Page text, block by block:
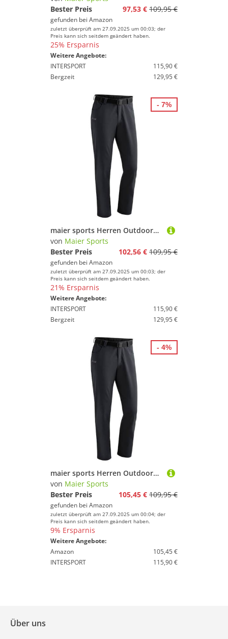
Bester Preis
97,53 € 109,95 €
gefunden bei Amazon
zuletzt überprüft am 27.09.2025 um 00:03; der
Preis kann sich seitdem geändert haben.
25% Ersparnis
Weitere Angebote:
INTERSPORT
115,90 €
Bergzeit
129,95 €
maier sports Herren Outdoorhose Perlit M, black, 48, 136009
von Maier Sports
Bester Preis
102,56 € 109,95 €
gefunden bei Amazon
zuletzt überprüft am 27.09.2025 um 00:03; der
Preis kann sich seitdem geändert haben.
21% Ersparnis
Weitere Angebote:
INTERSPORT
115,90 €
Bergzeit
129,95 €
- 7%
maier sports Herren Outdoorhose Perlit M, black, 50, 136009
von Maier Sports
Bester Preis
105,45 € 109,95 €
gefunden bei Amazon
zuletzt überprüft am 27.09.2025 um 00:04; der
Preis kann sich seitdem geändert haben.
9% Ersparnis
Weitere Angebote:
Amazon
105,45 €
INTERSPORT
115,90 €
- 4%
Über uns